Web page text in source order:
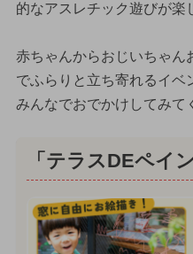
的なアスレチック遊びが楽
赤ちゃんからおじいちゃん
でふらりと立ち寄れるイベ
みんなでおでかけしてみて
「テラスDEペイ